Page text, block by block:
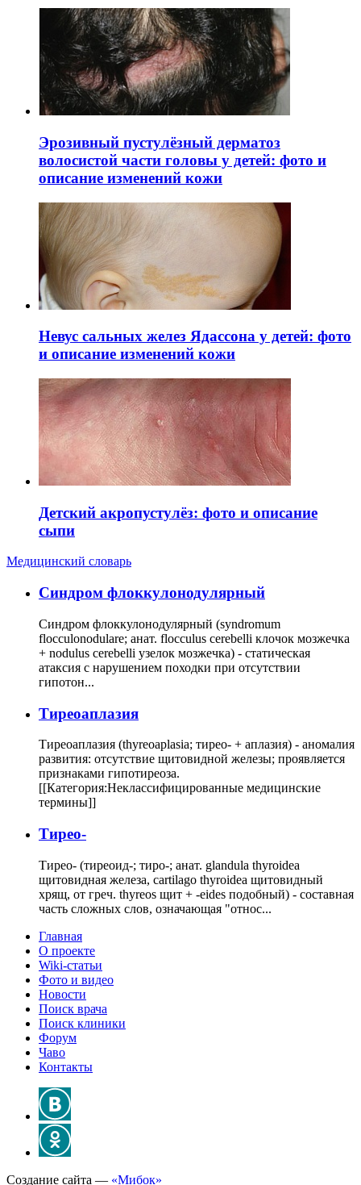
Эрозивный пустулёзный дерматоз
волосистой части головы у детей: фото и
описание изменений кожи
Невус сальных желез Ядассона у детей: фото
и описание изменений кожи
Детский акропустулёз: фото и описание
сыпи
Медицинский словарь
Cиндром флоккулонодулярный
Синдром флоккулонодулярный (syndromum
flocculonodulare; анат. flocculus cerebelli клочок мозжечка
+ nodulus cerebelli узелок мозжечка) - статическая
атаксия с нарушением походки при отсутствии
гипотон...
Тиреоаплазия
Тиреоаплазия (thyreoaplasia; тирео- + аплазия) - аномалия
развития: отсутствие щитовидной железы; проявляется
признаками гипотиреоза.
[[Категория:Неклассифицированные медицинские
термины]]
Тирео-
Тирео- (тиреоид-; тиро-; анат. glandula thyroidea
щитовидная железа, cartilago thyroidea щитовидный
хрящ, от греч. thyreos щит + -eides подобный) - составная
часть сложных слов, означающая "относ...
Главная
О проекте
Wiki-статьи
Фото и видео
Новости
Поиск врача
Поиск клиники
Форум
Чаво
Контакты
Создание сайта — «Мибок»